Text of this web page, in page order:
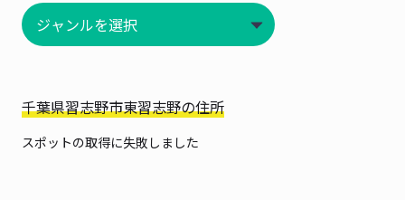
千葉県習志野市東習志野の住所
スポットの取得に失敗しました